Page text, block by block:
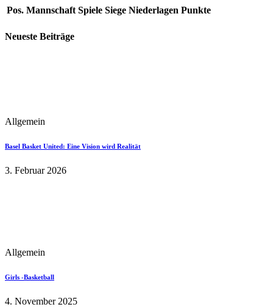
Pos. Mannschaft Spiele Siege Niederlagen Punkte
Neueste Beiträge
Allgemein
Basel Basket United: Eine Vision wird Realität
3. Februar 2026
Allgemein
Girls -Basketball
4. November 2025